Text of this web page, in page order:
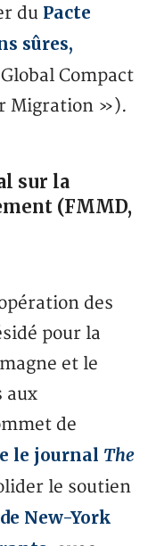
du Pacte
sûres,
Compact
Migration »).
sur la
(FMMD,
des
pour la
et le
aux
de
le journal The
le soutien
New-York